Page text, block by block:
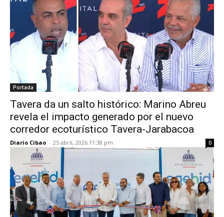
Portada
Tavera da un salto histórico: Marino Abreu
revela el impacto generado por el nuevo
corredor ecoturístico Tavera-Jarabacoa
Diario Cibao - 25 abril, 2026 11:38 pm 0